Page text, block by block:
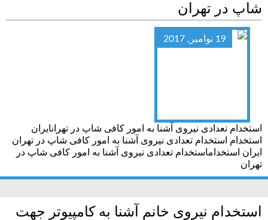
شاپ در تهران
19 نوامبر, 2017
استخدام تعدادی نیروی آشنا به امور کافی شاپ در تهرانایران
استخدام استخدام تعدادی نیروی آشنا به امور کافی شاپ در تهران
ایران استخداماستخدام تعدادی نیروی آشنا به امور کافی شاپ در
تهران
استخدام نیروی خانم آشنا به کامپیوتر جهت